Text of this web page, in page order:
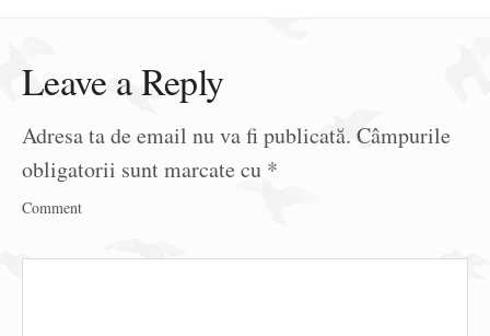
Leave a Reply
Adresa ta de email nu va fi publicată. Câmpurile
obligatorii sunt marcate cu *
Comment